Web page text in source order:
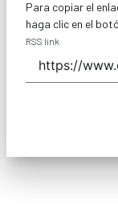
Para copiar el
haga clic en el
RSS link